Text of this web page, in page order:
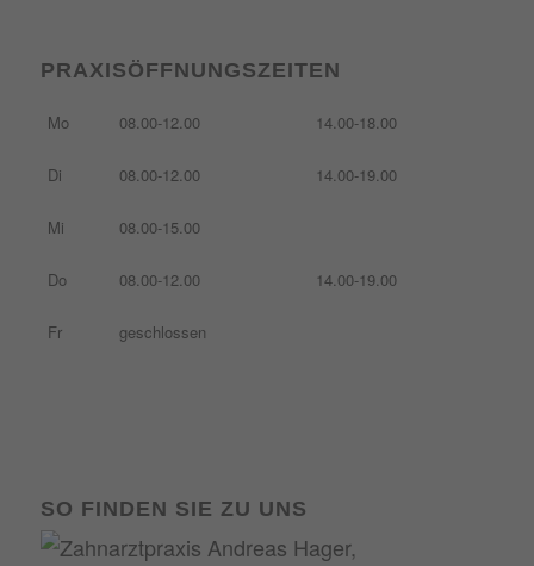
PRAXISÖFFNUNGSZEITEN
Mo 08.00-12.00 14.00-18.00
Di 08.00-12.00 14.00-19.00
Mi 08.00-15.00
Do 08.00-12.00 14.00-19.00
Fr geschlossen
SO FINDEN SIE ZU UNS